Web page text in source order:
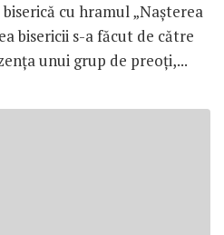
cu hramul „Naşterea
bisericii s-a făcut de către
unui grup de preoţi,...